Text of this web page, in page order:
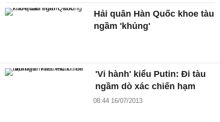
Hải quân Hàn Quốc khoe tàu
ngầm 'khủng'
'Vi hành' kiểu Putin: Đi tàu
ngầm dò xác chiến hạm
08:44 16/07/2013